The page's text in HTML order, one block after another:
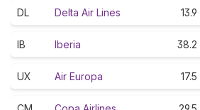
DL Delta Air Lines 13.9
IB Iberia 38.2
UX Air Europa 17.5